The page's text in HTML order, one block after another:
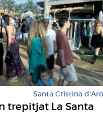
Santa Cristina d'Aro
trepitjat La Santa